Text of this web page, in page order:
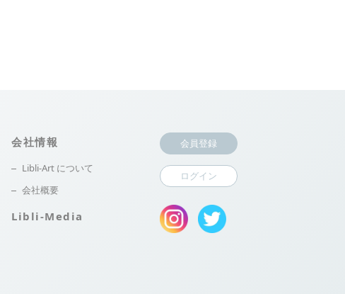
会社情報
Libli-Art について
会社概要
Libli-Media
会員登録
ログイン